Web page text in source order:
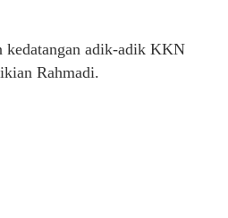
kedatangan adik-adik KKN
Rahmadi.